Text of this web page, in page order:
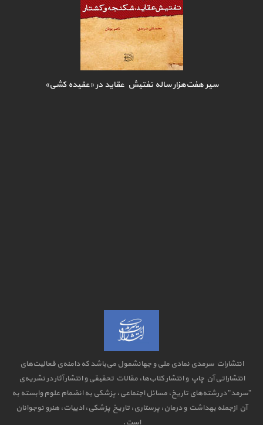
سیر هفت‌هزار ساله تفتیش عقاید در «عقیده کشی»
انتشارات سرمدی نمادی ملی و جهانشمول می‌باشد که دامنه‌ی فعالیت‌های
انتشاراتی آن چاپ و انتشار کتاب‌ها، مقالات تحقیقی و انتشار آثار در نشریه‌ی
"سرمد" در رشته‌های تاریخ، مسائل اجتماعی، پزشکی به انضمام علوم وابسته به
آن ازجمله بهداشت و درمان، پرستاری، تاریخ پزشکی، ادبیات، هنرو نوجوانان